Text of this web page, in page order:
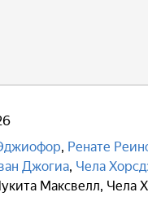
, Ренате
Джогиа, Чела
Максвелл, Чела